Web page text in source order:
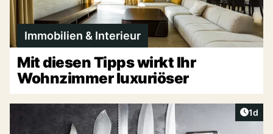
Immobilien & Interieur
Mit diesen Tipps wirkt Ihr
Wohnzimmer luxuriöser
1d